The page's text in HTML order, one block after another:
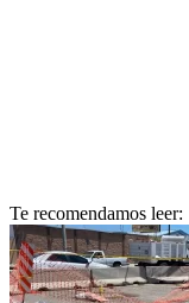
Te recomendamos leer: